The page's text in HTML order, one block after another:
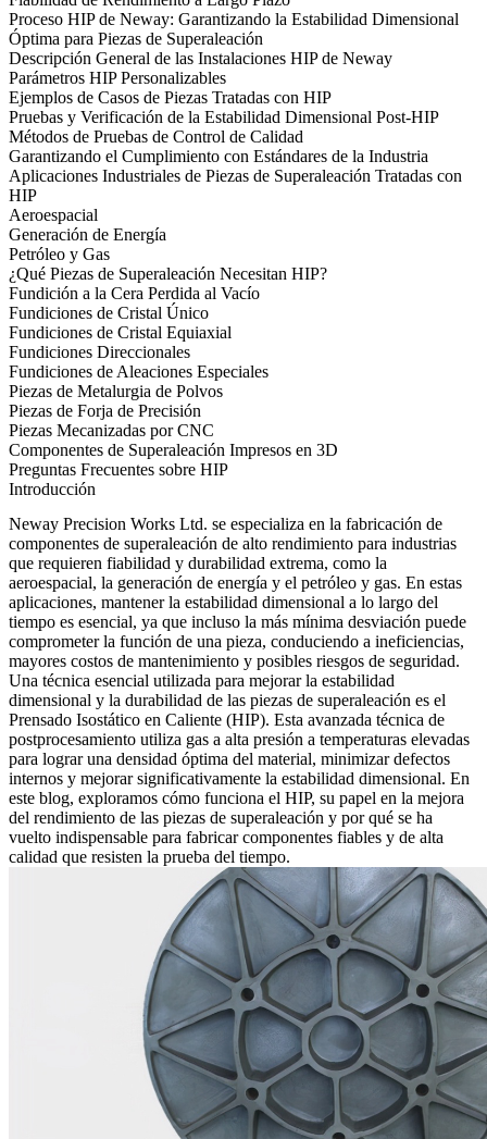
Proceso HIP de Neway: Garantizando la Estabilidad Dimensional
Óptima para Piezas de Superaleación
Descripción General de las Instalaciones HIP de Neway
Parámetros HIP Personalizables
Ejemplos de Casos de Piezas Tratadas con HIP
Pruebas y Verificación de la Estabilidad Dimensional Post-HIP
Métodos de Pruebas de Control de Calidad
Garantizando el Cumplimiento con Estándares de la Industria
Aplicaciones Industriales de Piezas de Superaleación Tratadas con
HIP
Aeroespacial
Generación de Energía
Petróleo y Gas
¿Qué Piezas de Superaleación Necesitan HIP?
Fundición a la Cera Perdida al Vacío
Fundiciones de Cristal Único
Fundiciones de Cristal Equiaxial
Fundiciones Direccionales
Fundiciones de Aleaciones Especiales
Piezas de Metalurgia de Polvos
Piezas de Forja de Precisión
Piezas Mecanizadas por CNC
Componentes de Superaleación Impresos en 3D
Preguntas Frecuentes sobre HIP
Introducción
Neway Precision Works Ltd. se especializa en la fabricación de
componentes de superaleación de alto rendimiento para industrias
que requieren fiabilidad y durabilidad extrema, como la
aeroespacial, la generación de energía y el petróleo y gas. En estas
aplicaciones, mantener la estabilidad dimensional a lo largo del
tiempo es esencial, ya que incluso la más mínima desviación puede
comprometer la función de una pieza, conduciendo a ineficiencias,
mayores costos de mantenimiento y posibles riesgos de seguridad.
Una técnica esencial utilizada para mejorar la estabilidad
dimensional y la durabilidad de las piezas de superaleación es el
Prensado Isostático en Caliente (HIP). Esta avanzada técnica de
postprocesamiento utiliza gas a alta presión a temperaturas elevadas
para lograr una densidad óptima del material, minimizar defectos
internos y mejorar significativamente la estabilidad dimensional. En
este blog, exploramos cómo funciona el HIP, su papel en la mejora
del rendimiento de las piezas de superaleación y por qué se ha
vuelto indispensable para fabricar componentes fiables y de alta
calidad que resisten la prueba del tiempo.